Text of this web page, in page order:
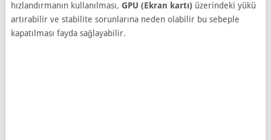
hızlandırmanın kullanılması, GPU (Ekran kartı)üzerindeki yükü
artırabilir ve stabilite sorunlarına neden olabilir bu sebeple
kapatılması fayda sağlayabilir.